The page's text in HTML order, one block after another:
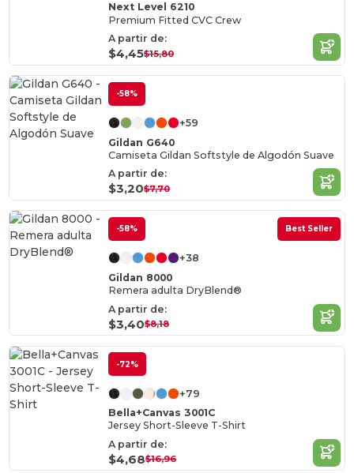
Next Level 6210
Premium Fitted CVC Crew
A partir de:
$4,45$15,80
-58%
+59
Gildan G640
Camiseta Gildan Softstyle de Algodón Suave
A partir de:
$3,20$7,70
-58% Best Seller
+38
Gildan 8000
Remera adulta DryBlend®
A partir de:
$3,40$8,18
-72%
+79
Bella+Canvas 3001C
Jersey Short-Sleeve T-Shirt
A partir de:
$4,68$16,96